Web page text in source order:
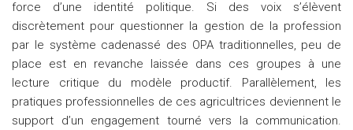
force d’une identité politique. Si des voix s’élèvent
discrètement pour questionner la gestion de la profession
par le système cadenassé des OPA traditionnelles, peu de
place est en revanche laissée dans ces groupes à une
lecture critique du modèle productif. Parallèlement, les
pratiques professionnelles de ces agricultrices deviennent le
support d’un engagement tourné vers la communication.